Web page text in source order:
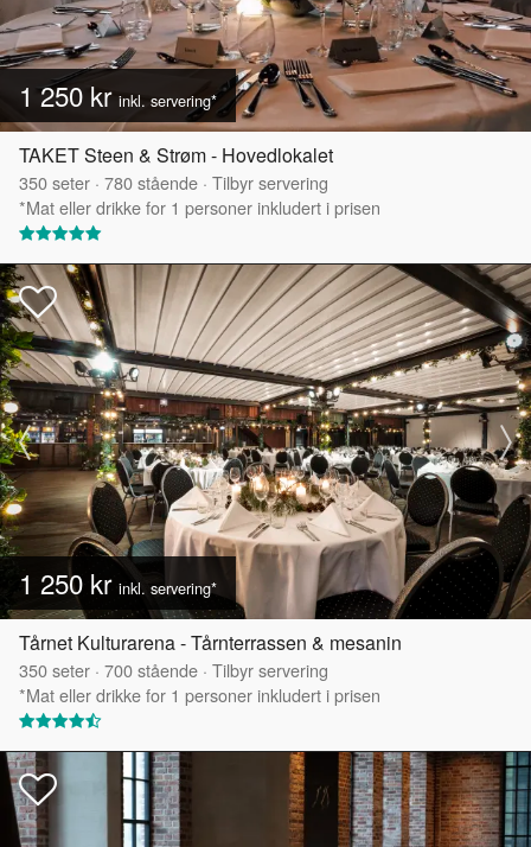
1 250 kr inkl. servering*
TAKET Steen & Strøm - Hovedlokalet
350seter · 780stående · Tilbyr servering
*Mat eller drikke for 1 personer inkludert i prisen
1 250 kr inkl. servering*
Tårnet Kulturarena - Tårnterrassen & mesanin
350seter · 700stående · Tilbyr servering
*Mat eller drikke for 1 personer inkludert i prisen